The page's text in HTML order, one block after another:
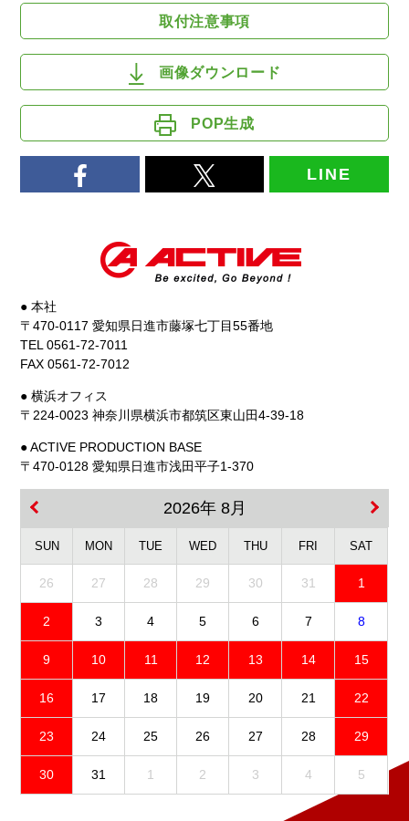
取付注意事項
画像ダウンロード
POP生成
LINE
● 本社
〒470-0117 愛知県日進市藤塚七丁目55番地
TEL 0561-72-7011
FAX 0561-72-7012
● 横浜オフィス
〒224-0023 神奈川県横浜市都筑区東山田4-39-18
● ACTIVE PRODUCTION BASE
〒470-0128 愛知県日進市浅田平子1-370
2026年 8月
SUN MON TUE WED THU FRI SAT
26 27 28 29 30 31 1
2 3 4 5 6 7 8
9 10 11 12 13 14 15
16 17 18 19 20 21 22
23 24 25 26 27 28 29
30 31 1 2 3 4 5